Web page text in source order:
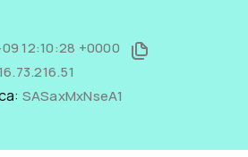
12:10:28 +0000
SASaxMxNseA1